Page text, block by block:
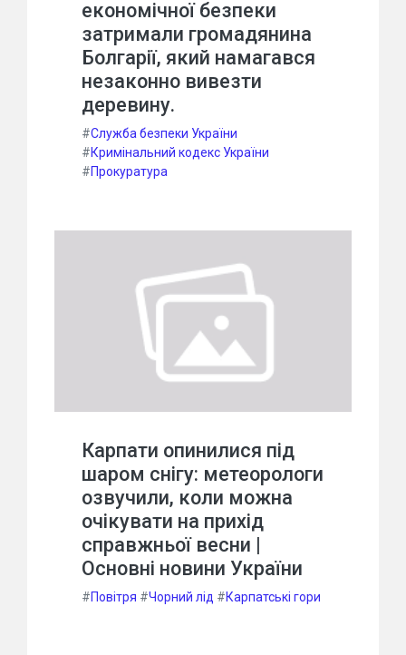
економічної безпеки
затримали громадянина
Болгарії, який намагався
незаконно вивезти
деревину.
#Служба безпеки України
#Кримінальний кодекс України
#Прокуратура
Карпати опинилися під
шаром снігу: метеорологи
озвучили, коли можна
очікувати на прихід
справжньої весни |
Основні новини України
#Повітря #Чорний лід #Карпатські гори